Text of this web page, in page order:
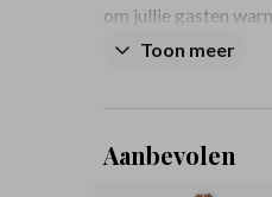
om jullie gasten
eenvoudig namen,
Toon meer
Aanbevolen